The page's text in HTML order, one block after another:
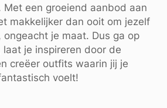
Met een groeiend aanbod aan
makkelijker dan ooit om jezelf
je maat. Dus ga op
je inspireren door de
creëer outfits waarin jij je
voelt!